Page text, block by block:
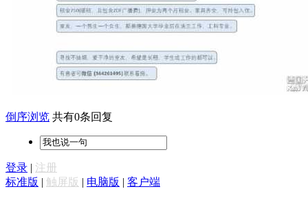
倒序浏览 共有0条回复
登录 | 注册
标准版 | 触屏版 | 电脑版 | 客户端